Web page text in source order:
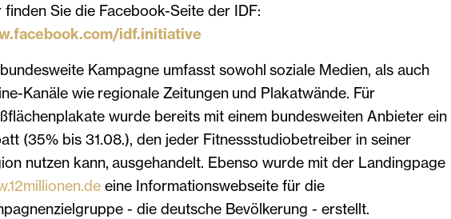
finden Sie die Facebook-Seite der IDF:
idf.initiative
Kampagne umfasst sowohl soziale Medien, als auch
Kanäle wie regionale Zeitungen und Plakatwände. Für
wurde bereits mit einem bundesweiten Anbieter ein
(35% bis 31.08.), den jeder Fitness­studio­be­treiber in seiner
nutzen kann, ausgehandelt. Ebenso wurde mit der Landingpage
eine Informationswebseite für die
- die deutsche Bevölkerung - erstellt.